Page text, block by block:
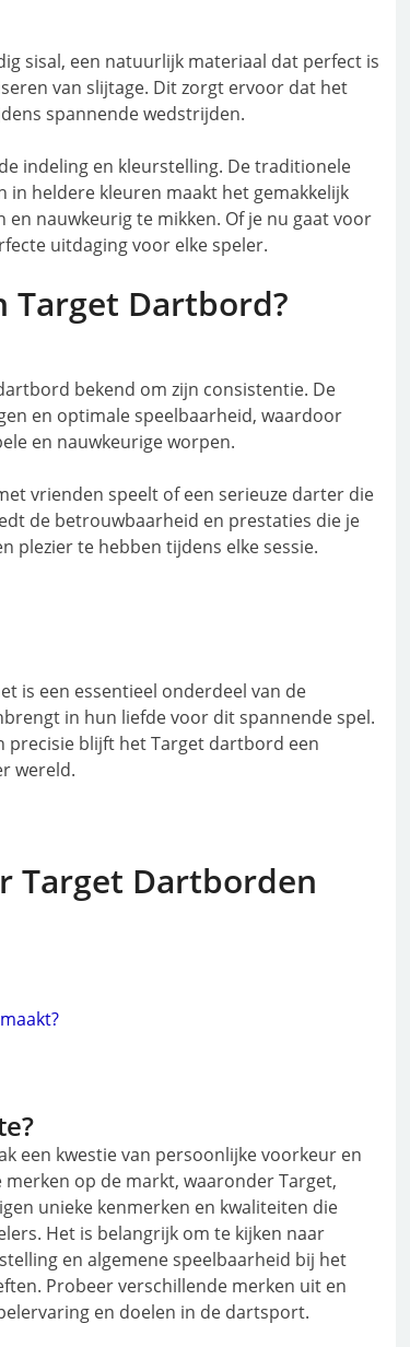
sisal, een natuurlijk materiaal dat perfect is
van slijtage. Dit zorgt ervoor dat het
spannende wedstrijden.
indeling en kleurstelling. De traditionele
heldere kleuren maakt het gemakkelijk
nauwkeurig te mikken. Of je nu gaat voor
uitdaging voor elke speler.
Target Dartbord?
bekend om zijn consistentie. De
en optimale speelbaarheid, waardoor
en nauwkeurige worpen.
vrienden speelt of een serieuze darter die
de betrouwbaarheid en prestaties die je
plezier te hebben tijdens elke sessie.
is een essentieel onderdeel van de
in hun liefde voor dit spannende spel.
precisie blijft het Target dartbord een
wereld.
Target Dartborden
een kwestie van persoonlijke voorkeur en
op de markt, waaronder Target,
unieke kenmerken en kwaliteiten die
Het is belangrijk om te kijken naar
en algemene speelbaarheid bij het
Probeer verschillende merken uit en
en doelen in de dartsport.